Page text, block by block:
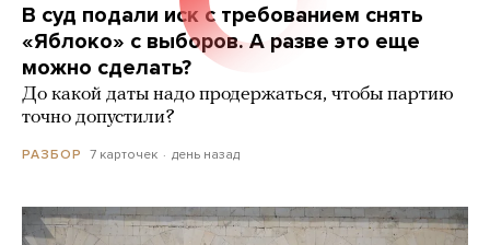
В суд подали иск с требованием снять
«Яблоко» с выборов. А разве это еще
можно сделать?
До какой даты надо продержаться, чтобы партию
точно допустили?
РАЗБОР 7 карточек день назад